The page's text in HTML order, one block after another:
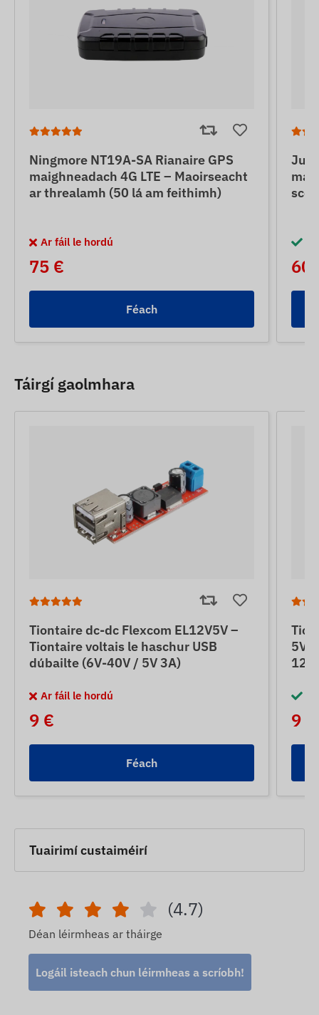
Ningmore NT19A-SA Rianaire GPS
maighneadach 4G LTE – Maoirseacht
ar threalamh (50 lá am feithimh)
Ar fáil le hordú
75 €
Féach
60
Táirgí gaolmhara
Tiontaire dc-dc Flexcom EL12V5V –
Tiontaire voltais le haschur USB
dúbailte (6V-40V / 5V 3A)
Ar fáil le hordú
9 €
Féach
5V
12V
9 €
Tuairimí custaiméirí
(4.7)
Déan léirmheas ar tháirge
Logáil isteach chun léirmheas a scríobh!